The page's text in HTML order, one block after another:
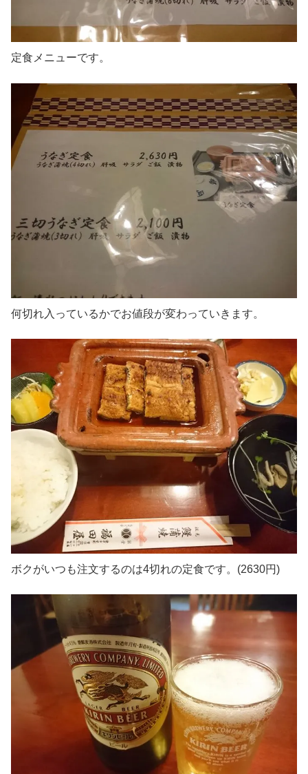
定食メニューです。
何切れ入っているかでお値段が変わっていきます。
ボクがいつも注文するのは4切れの定食です。(2630円)